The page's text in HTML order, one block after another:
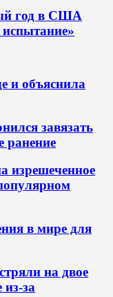
год в США
испытание»
и объяснила
завязать
ранение
изрешеченное
в мире для
на двое
за